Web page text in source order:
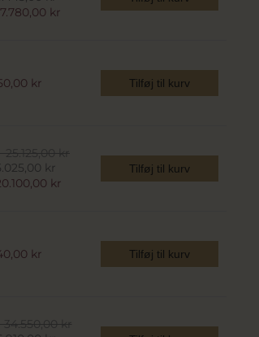
kr
kr Tilføj til kurv
25.125,00 kr
kr
kr
Tilføj til kurv
kr Tilføj til kurv
kr